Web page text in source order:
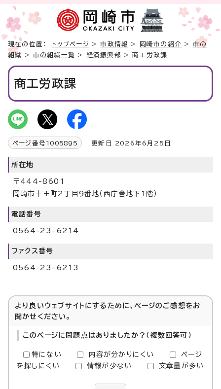
現在の位置： トップページ >市政情報 > 岡崎市の紹介 > 市の
組織
>市の組織一覧 > 経済振興部 > 商工労政課
商工労政課
ページ番号 1005895 更新日 2026年6月25日
所在地
〒444-8601
岡崎市十王町2丁目9番地（西庁舎地下1階）
電話番号
0564-23-6214
ファクス番号
0564-23-6213
より良いウェブサイトにするために、ページのご感想をお
聞かせください。
このページに問題点はありましたか？（複数回答可）
特にない 内容が分かりにくい
ページ
を探しにくい
情報が少ない 文章量が多い